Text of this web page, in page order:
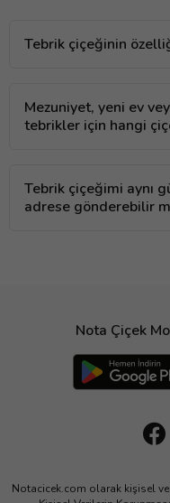
Tebrik çiçeğinin
Mezuniyet, yeni ev
tebrikler için hangi
Tebrik çiçeğimi aynı
adrese gönderebilir
Nota Çiçek
Notacicek.com olarak kişisel